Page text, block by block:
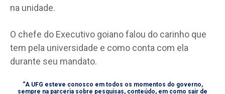
na unidade.
O chefe do Executivo goiano falou do carinho que
tem pela universidade e como conta com ela
durante seu mandato.
“A UFG esteve conosco em todos os momentos do governo,
sempre na parceria sobre pesquisas, conteúdo, em como sair de